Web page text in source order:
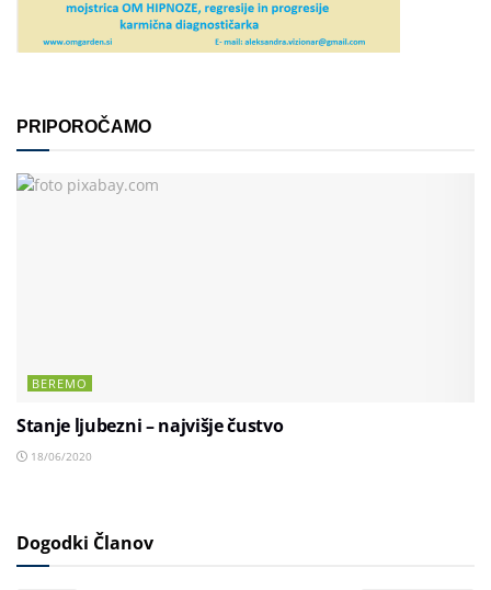
PRIPOROČAMO
BEREMO
Stanje ljubezni – najvišje čustvo
18/06/2020
Dogodki Članov